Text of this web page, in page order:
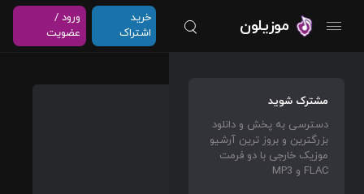
موزیلون
خرید
اشتراک
ورود /
عضویت
مشترک شوید
دسترسی به پخش و دانلود
بزرگترین و بروز ترین آرشیو
موزیک خارجی با دو فرمت
FLAC و MP3